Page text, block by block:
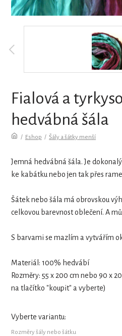
Fialová a
hedvábná šála
/ Eshop / Šály a šátky menší
Jemná hedvábná šála. Je
ke kabátku nebo jen tak přes
Šátek nebo šála má obrovskou
celkovou barevnost oblečení. A
S barvami se mazlím a vytvářím
Materiál: 100% hedvábí
Rozměry: 55 x 200 cm nebo 90 x
na tlačítko "koupit" a vyberte)
Vyberte variantu:
Rozměry šály nebo šátku